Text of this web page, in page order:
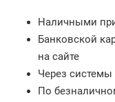
Наличными
Банковской
на сайте
Через системы
По